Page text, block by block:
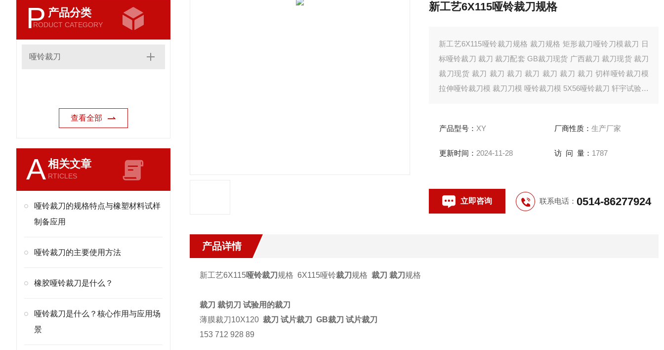
P 产品分类
RODUCT CATEGORY
哑铃裁刀
查看全部
A相关文章
RTICLES
哑铃裁刀的规格特点与橡塑材料试样
制备应用
哑铃裁刀的主要使用方法
橡胶哑铃裁刀是什么？
哑铃裁刀是什么？核心作用与应用场
景
新工艺6X115哑铃裁刀规格
新工艺6X115哑铃裁刀规格 裁刀规格 矩形裁刀哑铃刀模裁刀 日
标哑铃裁刀 裁刀 裁刀配套 GB裁刀现货 广西裁刀 裁刀现货 裁刀
裁刀现货 裁刀 裁刀 裁刀 裁刀 裁刀 裁刀 裁刀 切样哑铃裁刀模
拉伸哑铃裁刀模 裁刀刀模 哑铃裁刀模 5X56哑铃裁刀 轩宇试验机
产品型号： XY 厂商性质： 生产厂家
更新时间： 2024-11-28 访 问 量： 1787
立即咨询 联系电话： 0514-86277924
产品详情
新工艺6X115哑铃裁刀规格 6X115哑铃裁刀规格 裁刀 裁刀规格
裁刀 裁切刀 试验用的裁刀
薄膜裁刀10X120 裁刀 试片裁刀 GB裁刀 试片裁刀
153 712 928 89